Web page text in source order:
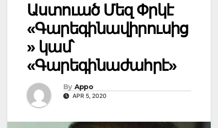
Աստուած Մեզ Փրկէ
«Գարեգինավիրուսից
» կամ՝
«Գարեգինաժահրէ»
By Appo
APR 5, 2020